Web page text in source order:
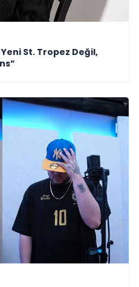
Yeni St. Tropez Değil,